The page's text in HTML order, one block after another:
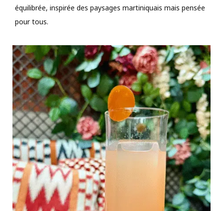
équilibrée, inspirée des paysages martiniquais mais pensée
pour tous.